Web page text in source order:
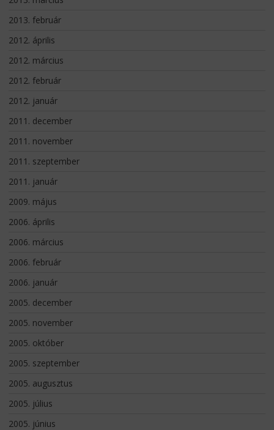
2013. február
2012. április
2012. március
2012. február
2012. január
2011. december
2011. november
2011. szeptember
2011. január
2009. május
2006. április
2006. március
2006. február
2006. január
2005. december
2005. november
2005. október
2005. szeptember
2005. augusztus
2005. július
2005. június